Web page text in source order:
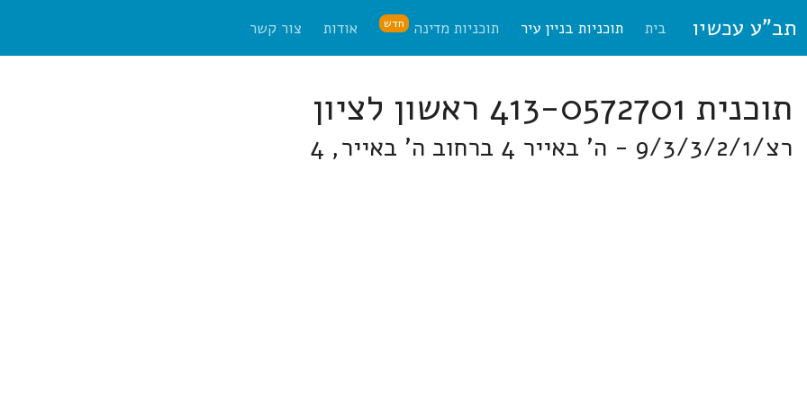
תב"ע עכשיו בית תוכניות בניין עיר תוכניות מדינה חדש אודות צור קשר
תוכנית 413-0572701 ראשון לציון
רצ/9/3/3/2/1 - ה' באייר 4 ברחוב ה' באייר, 4